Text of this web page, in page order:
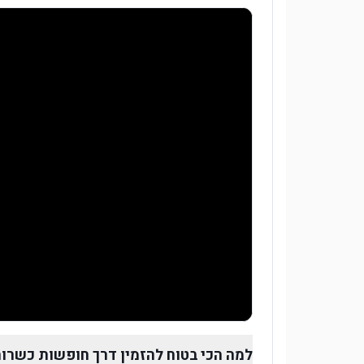
למה הכי בטוח להזמין דרך חופשות